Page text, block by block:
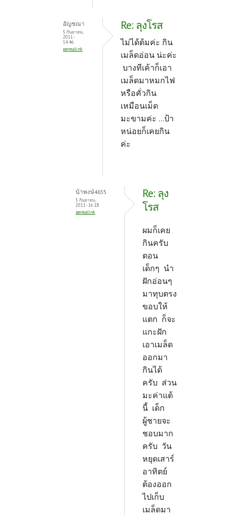
อัญชณา
5 กันยายน,
2011 -
14:46
permalink
Re: ลุงโรส
ไม่ได้ต้มค่ะ กิน
เมล็ดอ่อน น่ะค่ะ
บางทีเค้าก็เอา
เมล็ดมาหมกไฟ
หรือคั่วกิน
เหมือนเม็ด
มะขามค่ะ ...ป้า
หน่อยก็เคยกิน
ค่ะ
น้าพงษ์4655
5 กันยายน,
2011 - 16:18
permalink
Re: ลุง
โรส
ผมก็เคย
กินครับ
ตอน
เด็กๆ นำ
ฝักอ่อนๆ
มาทุบตรง
ขอบให้
แตก ก็จะ
แกะฝัก
เอาเมล็ด
ออกมา
กินได้
ครับ ส่วน
มะค่าแต้
นี้ เด็ก
ผู้ชายจะ
ชอบมาก
ครับ วัน
หยุดเสาร์
อาทิตย์
ต้องออก
ไปเก็บ
เมล็ดมา